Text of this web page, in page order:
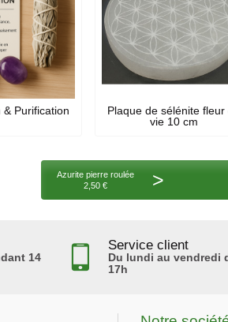
& Purification
Plaque de sélénite fleur
vie 10 cm
Azurite pierre roulée
2,50 €
>
14
Service client
Du lundi au vendredi
17h